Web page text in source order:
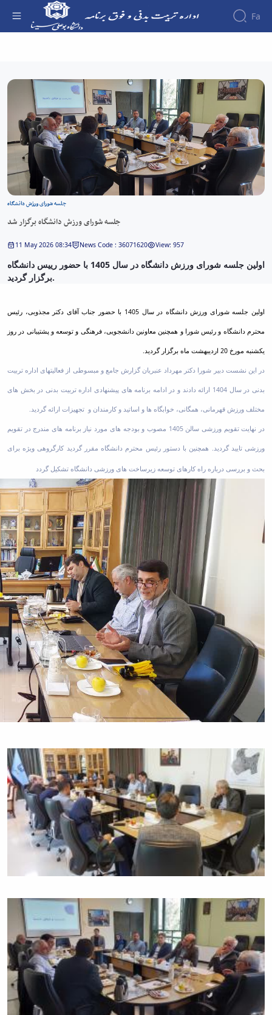
Fa
تربیت بدنی
جلسه شورای ورزش دانشگاه
جلسه شورای ورزش دانشگاه برگزار شد
11 May 2026 08:34 News Code : 36071620 View: 957
اولین جلسه شورای ورزش دانشگاه در سال 1405 با حضور رییس دانشگاه
برگزار گردید.
اولین جلسه شورای ورزش دانشگاه در سال 1405 با حضور جناب آقای دکتر مجذوبی، رئیس
محترم دانشگاه و رئیس شورا و همچنین معاونین دانشجویی، فرهنگی و توسعه و پشتیبانی در روز
یکشنبه مورخ 20 اردیبهشت ماه برگزار گردید.
در این نشست دبیر شورا دکتر مهرداد عنبریان گزارش جامع و مبسوطی از فعالیت­های اداره تربیت
بدنی در سال 1404 ارائه دادند و در ادامه برنامه های پیشنهادی اداره تربیت بدنی در بخش های
مختلف ورزش قهرمانی، همگانی، خوابگاه ها و اساتید و کارمندان و تجهیزات ارائه گردید.
در نهایت تقویم ورزشی سالن 1405 مصوب و بودجه های مورد نیاز برنامه های مندرج در تقویم
ورزشی تایید گردید. همچنین با دستور رئیس محترم دانشگاه مقرر گردید کارگروهی ویژه برای
بحث و بررسی درباره راه کارهای توسعه زیرساخت های ورزشی دانشگاه تشکیل گردد​​​​​​​